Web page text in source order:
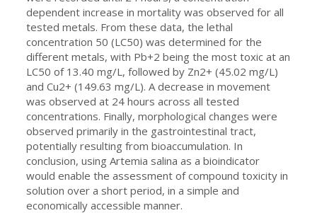
dependent increase in mortality was observed for all
tested metals. From these data, the lethal
concentration 50 (LC50) was determined for the
different metals, with Pb+2 being the most toxic at an
LC50 of 13.40 mg/L, followed by Zn2+ (45.02 mg/L)
and Cu2+ (149.63 mg/L). A decrease in movement
was observed at 24 hours across all tested
concentrations. Finally, morphological changes were
observed primarily in the gastrointestinal tract,
potentially resulting from bioaccumulation. In
conclusion, using Artemia salina as a bioindicator
would enable the assessment of compound toxicity in
solution over a short period, in a simple and
economically accessible manner.